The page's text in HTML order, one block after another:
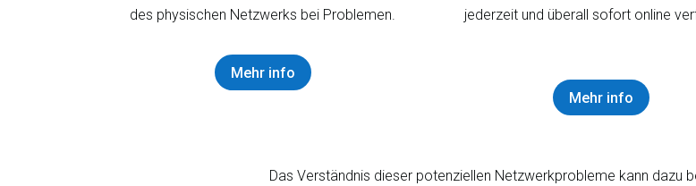
des physischen Netzwerks bei Problemen.
Mehr info
jederzeit und überall sofort online
Mehr info
Das Verständnis dieser potenziellen Netzwerkprobleme kann dazu